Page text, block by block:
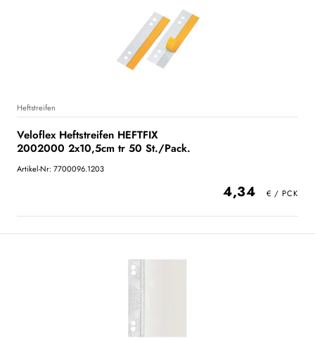
Heftstreifen
Veloflex Heftstreifen HEFTFIX
2002000 2x10,5cm tr 50 St./Pack.
Artikel-Nr: 7700096.1203
4,34